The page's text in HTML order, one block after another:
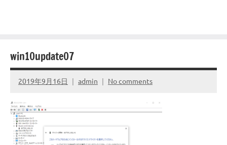
win10update07
2019年9月16日 admin No comments